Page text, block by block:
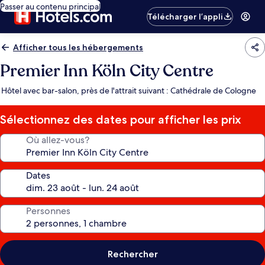
Passer au contenu principal
Télécharger l’appli
Afficher tous les hébergements
Premier Inn Köln City Centre
Hôtel avec bar-salon, près de l'attrait suivant : Cathédrale de Cologne
Sélectionnez des dates pour afficher les prix
Où allez-vous?
Dates
Personnes
Rechercher